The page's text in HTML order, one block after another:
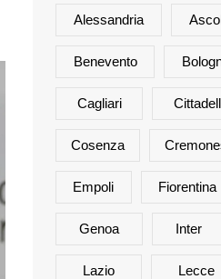
Alessandria
Benevento
Cagliari
Cosenza
Empoli Fiorentina
Genoa Inter
Lazio Lecce